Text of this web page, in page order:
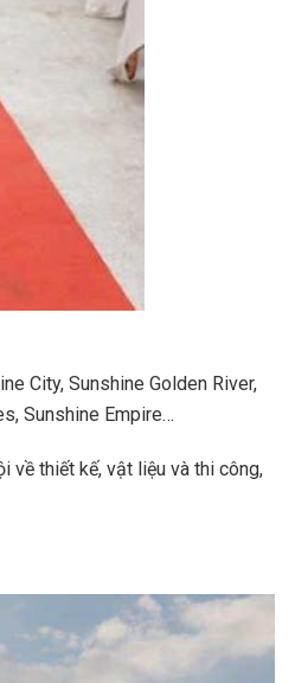
City, Sunshine Golden River,
Sunshine Empire…
về thiết kế, vật liệu và thi công,